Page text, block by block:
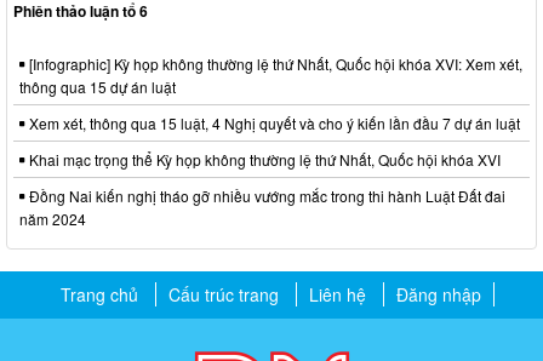
Phiên thảo luận tổ 6
[Infographic] Kỳ họp không thường lệ thứ Nhất, Quốc hội khóa XVI: Xem xét,
thông qua 15 dự án luật
Xem xét, thông qua 15 luật, 4 Nghị quyết và cho ý kiến lần đầu 7 dự án luật
Khai mạc trọng thể Kỳ họp không thường lệ thứ Nhất, Quốc hội khóa XVI
Đồng Nai kiến nghị tháo gỡ nhiều vướng mắc trong thi hành Luật Đất đai
năm 2024
Trang chủ Cấu trúc trang Liên hệ Đăng nhập